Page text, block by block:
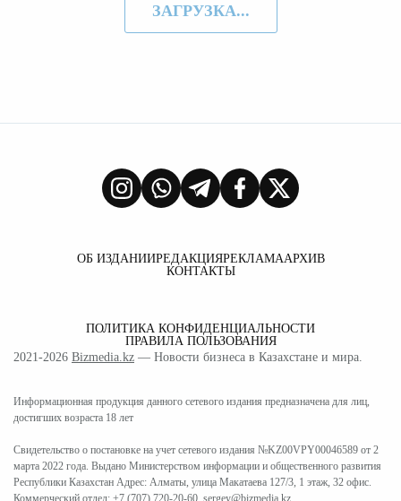
ЗАГРУЗКА...
ОБ ИЗДАНИИРЕДАКЦИЯРЕКЛАМААРХИВ
КОНТАКТЫ
ПОЛИТИКА КОНФИДЕНЦИАЛЬНОСТИ
ПРАВИЛА ПОЛЬЗОВАНИЯ
2021-2026 Bizmedia.kz — Новости бизнеса в Казахстане и мира.
Информационная продукция данного сетевого издания предназначена для лиц,
достигших возраста 18 лет
Свидетельство о постановке на учет сетевого издания №KZ00VPY00046589 от 2
марта 2022 года. Выдано Министерством информации и общественного развития
Республики Казахстан Адрес: Алматы, улица Макатаева 127/3, 1 этаж, 32 офис.
Коммерческий отдел: +7 (707) 720-20-60 sergey@bizmedia.kz